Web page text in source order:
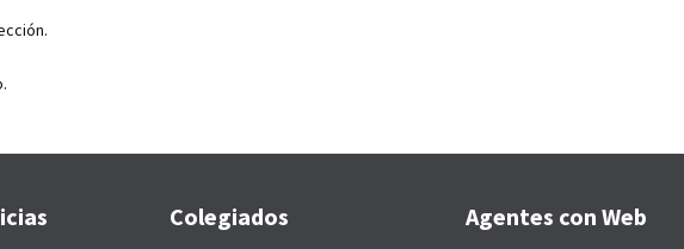
Colegiados Agentes con Web